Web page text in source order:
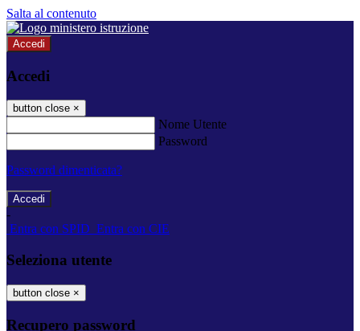
Salta al contenuto
Accedi
Accedi
button close ×
Nome Utente
Password
Password dimenticata?
-
Entra con SPID Entra con CIE
Seleziona utente
button close ×
Recupero password